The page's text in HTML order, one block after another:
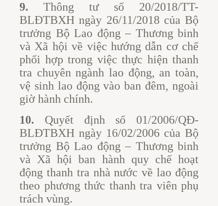
9. Thông tư số 20/2018/TT-
BLĐTBXH ngày 26/11/2018 của Bộ
trưởng Bộ Lao động – Thương binh
và Xã hội về việc hướng dẫn cơ chế
phối hợp trong việc thực hiện thanh
tra chuyên ngành lao động, an toàn,
vệ sinh lao động vào ban đêm, ngoài
giờ hành chính.
10. Quyết định số 01/2006/QĐ-
BLĐTBXH ngày 16/02/2006 của Bộ
trưởng Bộ Lao động – Thương binh
và Xã hội ban hành quy chế hoạt
động thanh tra nhà nước về lao động
theo phương thức thanh tra viên phụ
trách vùng.